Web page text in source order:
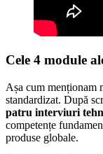
Cele 4 module
Așa cum menționam
standardizat. După
patru interviuri
competențe
produse globale.